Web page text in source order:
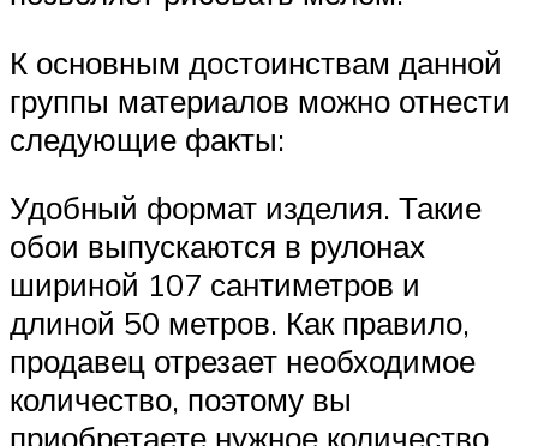
К основным достоинствам данной
группы материалов можно отнести
следующие факты:
Удобный формат изделия. Такие
обои выпускаются в рулонах
шириной 107 сантиметров и
длиной 50 метров. Как правило,
продавец отрезает необходимое
количество, поэтому вы
приобретаете нужное количество